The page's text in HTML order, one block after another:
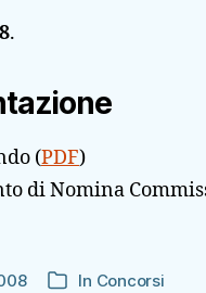
.
(PDF)
di Nomina
Categorie
In Concorsi